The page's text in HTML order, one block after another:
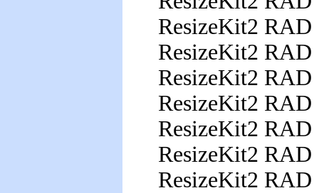
ResizeKit2
ResizeKit2
ResizeKit2
ResizeKit2
ResizeKit2
ResizeKit2
ResizeKit2